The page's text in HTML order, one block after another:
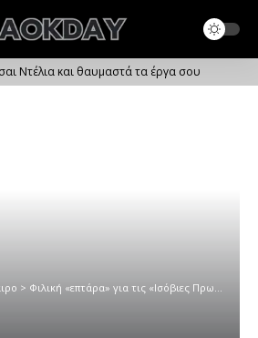
Ντέλια και θαυμαστά τα έργα σου
> Φιλική «επτάρα» για τις «Ισόβιες Πρωταθλήτριες»